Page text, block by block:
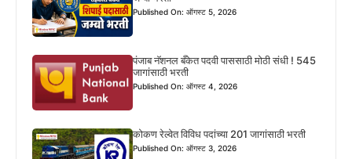
Published On: ऑगस्ट 5, 2026
पंजाब नॅशनल बँकेत पदवी पाससाठी मोठी संधी ! 545
जागांसाठी भरती
Published On: ऑगस्ट 4, 2026
कोकण रेल्वेत विविध पदांच्या 201 जागांसाठी भरती
Published On: ऑगस्ट 3, 2026